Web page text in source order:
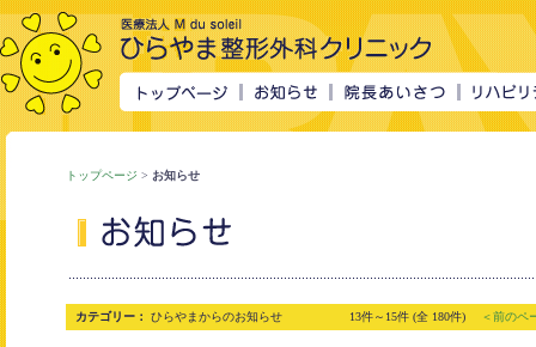
トップページ > お知らせ
カテゴリー： ひらやまからのお知らせ 13件～15件 (全 180件) ＜前のペ